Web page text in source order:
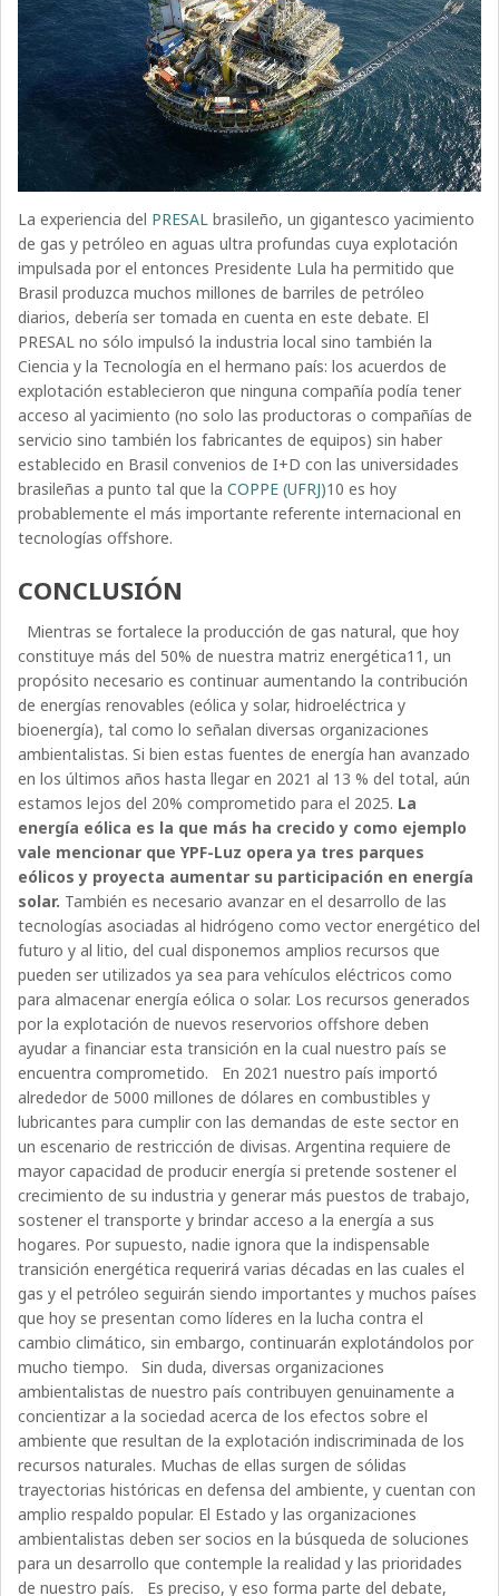
La experiencia del PRESAL brasileño, un gigantesco yacimiento
de gas y petróleo en aguas ultra profundas cuya explotación
impulsada por el entonces Presidente Lula ha permitido que
Brasil produzca muchos millones de barriles de petróleo
diarios, debería ser tomada en cuenta en este debate. El
PRESAL no sólo impulsó la industria local sino también la
Ciencia y la Tecnología en el hermano país: los acuerdos de
explotación establecieron que ninguna compañía podía tener
acceso al yacimiento (no solo las productoras o compañías de
servicio sino también los fabricantes de equipos) sin haber
establecido en Brasil convenios de I+D con las universidades
brasileñas a punto tal que laCOPPE (UFRJ)10 es hoy
probablemente el más importante referente internacional en
tecnologías offshore.
CONCLUSIÓN
Mientras se fortalece la producción de gas natural, que hoy
constituye más del 50% de nuestra matriz energética11, un
propósito necesario es continuar aumentando la contribución
de energías renovables (eólica y solar, hidroeléctrica y
bioenergía), tal como lo señalan diversas organizaciones
ambientalistas. Si bien estas fuentes de energía han avanzado
en los últimos años hasta llegar en 2021 al 13 % del total, aún
estamos lejos del 20% comprometido para el 2025. La
energía eólica es la que más ha crecido y como ejemplo
vale mencionar que YPF-Luz opera ya tres parques
eólicos y proyecta aumentar su participación en energía
solar. También es necesario avanzar en el desarrollo de las
tecnologías asociadas al hidrógeno como vector energético del
futuro y al litio, del cual disponemos amplios recursos que
pueden ser utilizados ya sea para vehículos eléctricos como
para almacenar energía eólica o solar. Los recursos generados
por la explotación de nuevos reservorios offshore deben
ayudar a financiar esta transición en la cual nuestro país se
encuentra comprometido. En 2021 nuestro país importó
alrededor de 5000 millones de dólares en combustibles y
lubricantes para cumplir con las demandas de este sector en
un escenario de restricción de divisas. Argentina requiere de
mayor capacidad de producir energía si pretende sostener el
crecimiento de su industria y generar más puestos de trabajo,
sostener el transporte y brindar acceso a la energía a sus
hogares. Por supuesto, nadie ignora que la indispensable
transición energética requerirá varias décadas en las cuales el
gas y el petróleo seguirán siendo importantes y muchos países
que hoy se presentan como líderes en la lucha contra el
cambio climático, sin embargo, continuarán explotándolos por
mucho tiempo. Sin duda, diversas organizaciones
ambientalistas de nuestro país contribuyen genuinamente a
concientizar a la sociedad acerca de los efectos sobre el
ambiente que resultan de la explotación indiscriminada de los
recursos naturales. Muchas de ellas surgen de sólidas
trayectorias históricas en defensa del ambiente, y cuentan con
amplio respaldo popular. El Estado y las organizaciones
ambientalistas deben ser socios en la búsqueda de soluciones
para un desarrollo que contemple la realidad y las prioridades
de nuestro país. Es preciso, y eso forma parte del debate,